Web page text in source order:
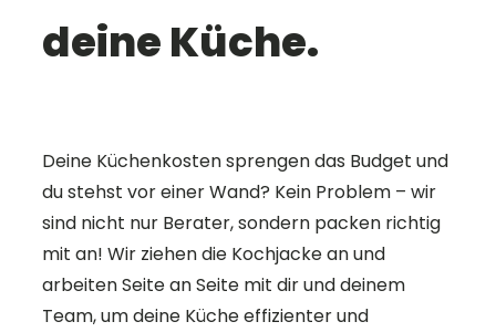
deine Küche.
Deine Küchenkosten sprengen das Budget und
du stehst vor einer Wand? Kein Problem – wir
sind nicht nur Berater, sondern packen richtig
mit an! Wir ziehen die Kochjacke an und
arbeiten Seite an Seite mit dir und deinem
Team, um deine Küche effizienter und